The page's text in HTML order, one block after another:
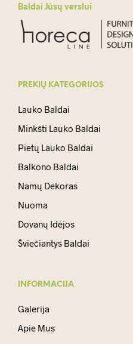
Baldai Jūsų verslui
PREKIŲ KATEGORIJOS
Lauko Baldai
Minkšti Lauko Baldai
Pietų Lauko Baldai
Balkono Baldai
Namų Dekoras
Nuoma
Dovanų Idėjos
Šviečiantys Baldai
INFORMACIJA
Galerija
Apie Mus